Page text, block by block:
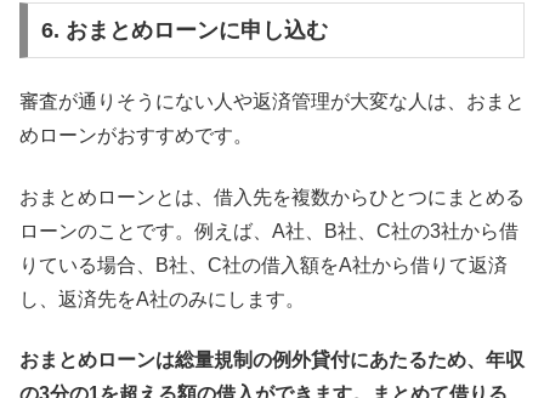
6. おまとめローンに申し込む
審査が通りそうにない人や返済管理が大変な人は、おまと
めローンがおすすめです。
おまとめローンとは、借入先を複数からひとつにまとめる
ローンのことです。例えば、A社、B社、C社の3社から借
りている場合、B社、C社の借入額をA社から借りて返済
し、返済先をA社のみにします。
おまとめローンは総量規制の例外貸付にあたるため、年収
の3分の1を超える額の借入ができます。まとめて借りる